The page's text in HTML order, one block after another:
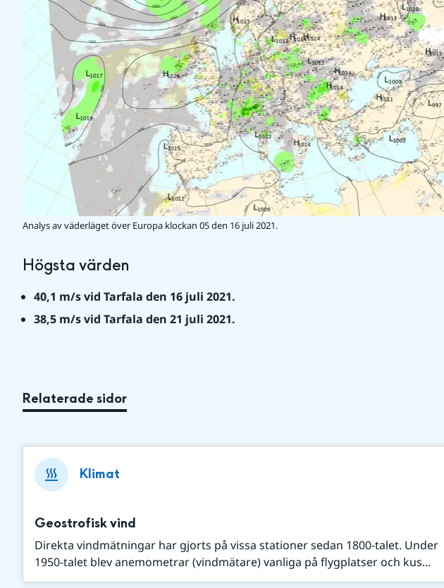
Analys av väderläget över Europa klockan 05 den 16 juli 2021.
Högsta värden
40,1 m/s vid Tarfala den 16 juli 2021.
38,5 m/s vid Tarfala den 21 juli 2021.
Relaterade sidor
Klimat
Geostrofisk vind
Direkta vindmätningar har gjorts på vissa stationer sedan 1800-talet. Under
1950-talet blev anemometrar (vindmätare) vanliga på flygplatser och kus...